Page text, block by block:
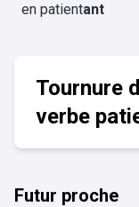
en patientant
Tournure
verbe
Futur proche